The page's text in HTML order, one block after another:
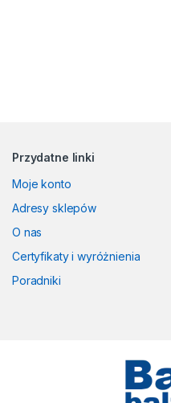
Przydatne linki
Moje konto
Adresy sklepów
O nas
Certyfikaty i wyróżnienia
Poradniki